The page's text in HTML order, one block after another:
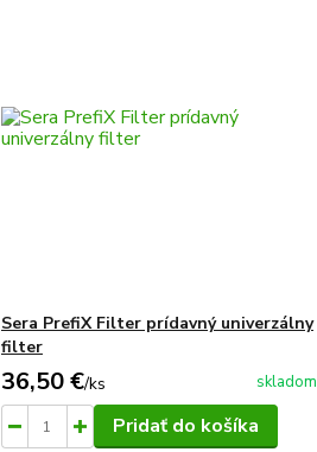
Sera PrefiX Filter prídavný univerzálny
filter
36,50 €/ks skladom
Pridať do košíka